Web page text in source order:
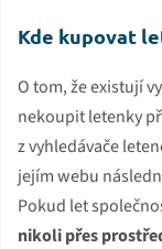
Kde kupovat
O tom, že existují
nekoupit letenky
z vyhledávače
jejím webu
Pokud let
nikoli přes